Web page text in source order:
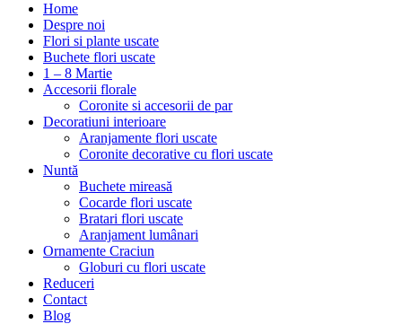
Home
Despre noi
Flori si plante uscate
Buchete flori uscate
1 – 8 Martie
Accesorii florale
Coronite si accesorii de par
Decoratiuni interioare
Aranjamente flori uscate
Coronite decorative cu flori uscate
Nuntă
Buchete mireasă
Cocarde flori uscate
Bratari flori uscate
Aranjament lumânari
Ornamente Craciun
Globuri cu flori uscate
Reduceri
Contact
Blog